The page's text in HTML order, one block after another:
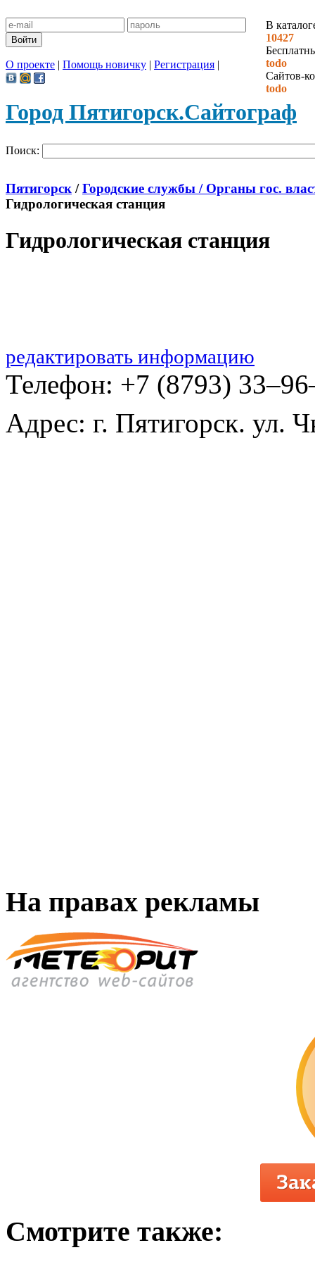
В
10427
todo
Сайтов-
todo
О проекте | Помощь новичку | Регистрация |
Город Пятигорск.Сайтограф
Поиск:
Пятигорск /Городские службы / Органы гос.
Гидрологическая станция
Гидрологическая станция
редактировать информацию
Телефон: +7 (8793)
Адрес: г. Пятигорск. ул.
На правах рекламы
Смотрите также: